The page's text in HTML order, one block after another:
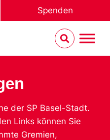
Spenden
der SP Basel-Stadt.
Links können Sie
Gremien,